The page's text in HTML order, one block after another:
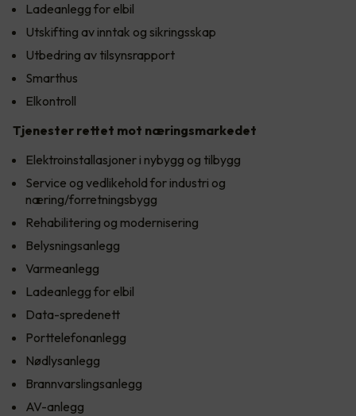
Ladeanlegg for elbil
Utskifting av inntak og sikringsskap
Utbedring av tilsynsrapport
Smarthus
Elkontroll
Tjenester rettet mot næringsmarkedet
Elektroinstallasjoner i nybygg og tilbygg
Service og vedlikehold for industri og
næring/forretningsbygg
Rehabilitering og modernisering
Belysningsanlegg
Varmeanlegg
Ladeanlegg for elbil
Data-spredenett
Porttelefonanlegg
Nødlysanlegg
Brannvarslingsanlegg
AV-anlegg